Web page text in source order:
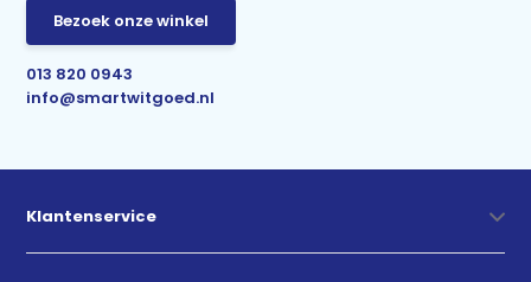
Bezoek onze winkel
013 820 0943
info@smartwitgoed.nl
Klantenservice